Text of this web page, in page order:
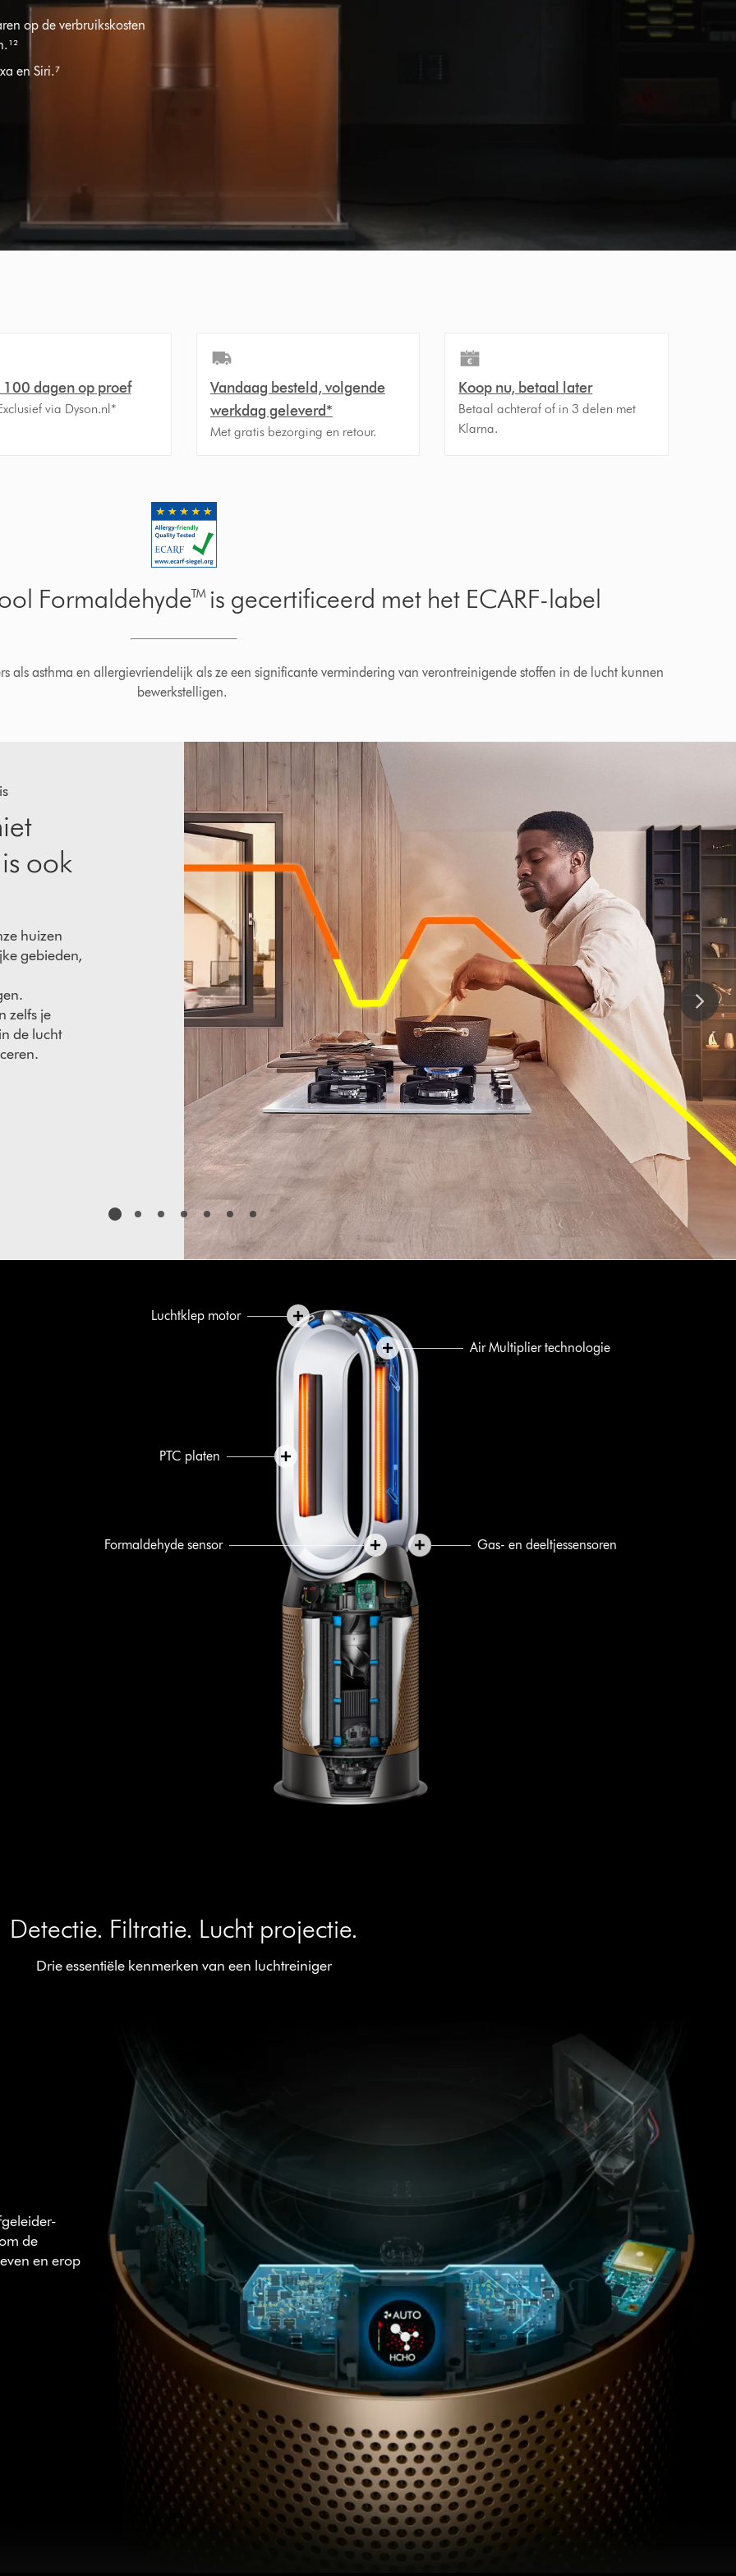
op de verbruikskosten
en Siri.⁷
dagen op proef
via Dyson.nl*
Vandaag besteld, volgende
werkdag geleverd*
Met gratis bezorging en retour.
Koop nu, betaal later
Betaal achteraf of in 3 delen met
Klarna.
Formaldehyde™ is gecertificeerd met het ECARF-label
als asthma en allergievriendelijk als ze een significante vermindering van verontreinigende stoffen in de lucht kunnen
bewerkstelligen.
ook
huizen
gebieden,
zelfs je
de lucht
Luchtklep motor
Air Multiplier technologie
PTC platen
Formaldehyde sensor Gas- en deeltjessensoren
Detectie. Filtratie. Lucht projectie.
Drie essentiële kenmerken van een luchtreiniger
de
en erop